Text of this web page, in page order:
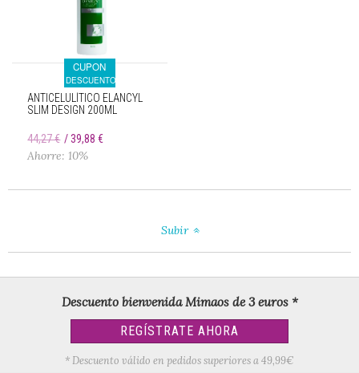
CUPON
DESCUENTO
ANTICELULÍTICO ELANCYL
SLIM DESIGN 200ML
44,27 € 39,88 €
Ahorre: 10%
Subir
Descuento bienvenida Mimaos de 3 euros *
REGÍSTRATE AHORA
* Descuento válido en pedidos superiores a 49,99€